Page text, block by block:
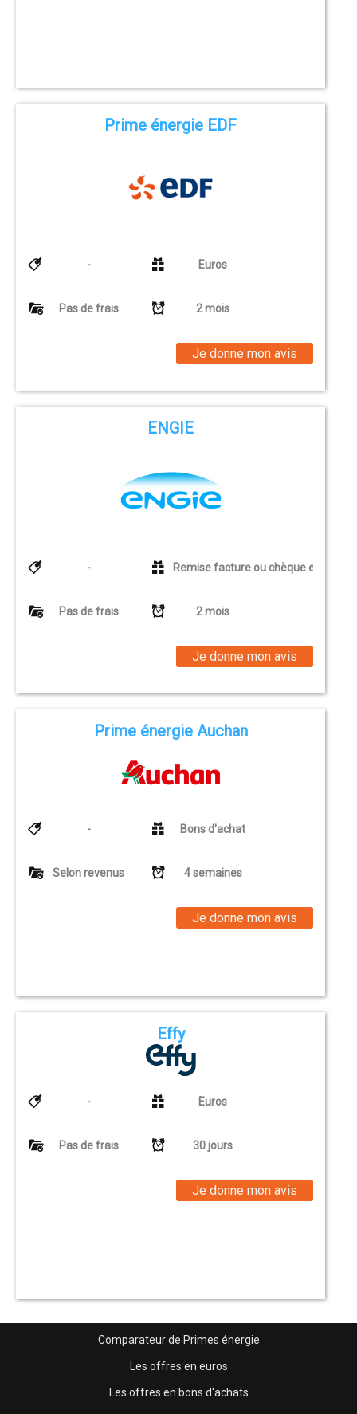
Prime énergie EDF
- Euros
Pas de frais 2 mois
Je donne mon avis
ENGIE
- Remise facture ou chèque euros
Pas de frais 2 mois
Je donne mon avis
Prime énergie Auchan
- Bons d'achat
Selon revenus 4 semaines
Je donne mon avis
Effy
- Euros
Pas de frais 30 jours
Je donne mon avis
Comparateur de Primes énergie
Les offres en euros
Les offres en bons d'achats